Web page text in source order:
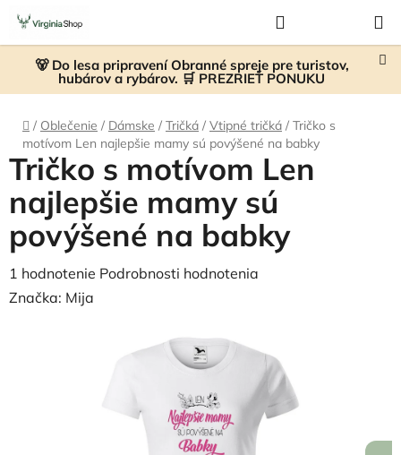
Prejsť
obsah
🐻 Do lesa pripravení Obranné spreje pre turistov,
hubárov a rybárov. 🛒 PREZRIEŤ PONUKU
KOŠÍK
Domov
/ Oblečenie / Dámske / Tričká / Vtipné tričká / Tričko s
motívom Len najlepšie mamy sú povýšené na babky
Tričko s motívom Len
najlepšie mamy sú
povýšené na babky
Priemerné
hodnotenie
1 hodnotenie Podrobnosti hodnotenia
Značka: Mija